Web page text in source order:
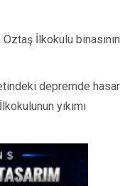
İlkokulu binasının
depremde hasar
yıkımı